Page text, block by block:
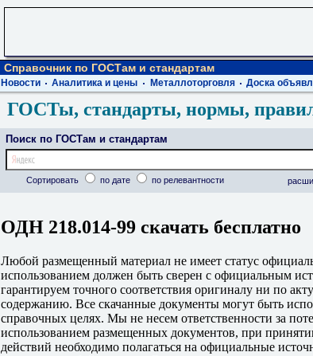
Справочник по ГОСТам и стандартам
Новости Аналитика и цены Металлоторговля Доска
ГОСТы, стандарты, нормы,
Поиск по ГОСТам и стандартам
Сортировать по дате по релевантности
ОДН 218.014-99 скачать бесплатно
Любой размещенный материал не имеет статус
использованием должен быть сверен с официальным
гарантируем точного соответствия оригиналу ни по
содержанию. Все скачанные документы могут быть
справочных целях. Мы не несем ответственности за
использованием размещенных документов, при
действий необходимо полагаться на официальные